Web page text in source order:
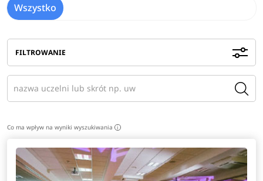
Wszystko
FILTROWANIE
Co ma wpływ na wyniki wyszukiwania i